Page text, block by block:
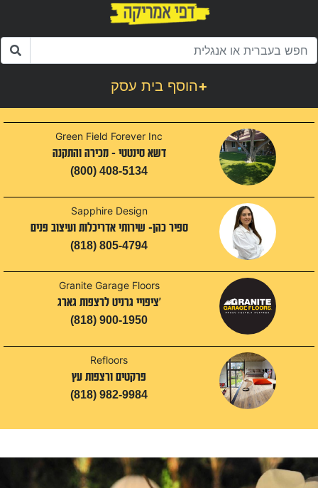
הוסף בית עסק+
Green Field Forever Inc
דשא סינטטי - מכירה והתקנה
(800) 408-5134
Sapphire Design
ספיר כהן- שירותי אדריכלות ועיצוב פנים
(818) 805-4794
Granite Garage Floors
'ציפויי גרניט לרצפות גארג
(818) 900-1950
Refloors
פרקטים ורצפות עץ
(818) 982-9984